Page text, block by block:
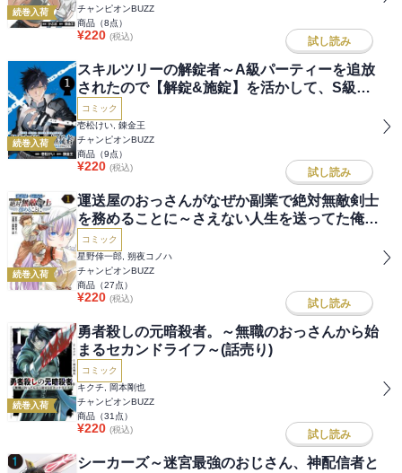
続巻入荷
チャンピオンBUZZ
商品（8点）
¥220 (税込) 試し読み
続巻入荷
スキルツリーの解錠者～A級パーティーを追放
されたので【解錠&施錠】を活かして、S級冒
険者を目指す～(話売り)
コミック
壱松けい, 錬金王
チャンピオンBUZZ
商品（9点）
¥220 (税込) 試し読み
続巻入荷
運送屋のおっさんがなぜか副業で絶対無敵剣士
を務めることに～さえない人生を送ってた俺が
魔王討伐の切り札に？～(話売り)
コミック
星野倖一郎, 朔夜コノハ
チャンピオンBUZZ
商品（27点）
¥220 (税込) 試し読み
続巻入荷
勇者殺しの元暗殺者。～無職のおっさんから始
まるセカンドライフ～(話売り)
コミック
キクチ, 岡本剛也
チャンピオンBUZZ
商品（31 点）
¥220 (税込) 試し読み
シーカーズ～迷宮最強のおじさん、神配信者と